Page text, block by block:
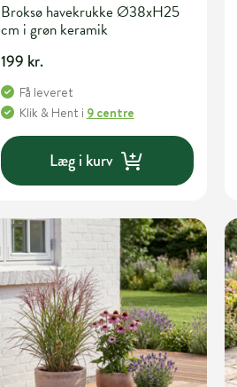
Broksø havekrukke Ø38xH25
cm i grøn keramik
199 kr.
Få leveret
Klik & Hent i 9 centre
Læg i kurv